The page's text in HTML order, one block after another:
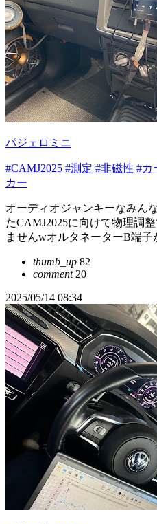
パジェロミニ
#CAMJ2025 #測定 #非磁性 #カ
カー
オーディオジャンキーなみん
たCAMJ2025に向けて物理調
ませんwオルタネーターB端子
thumb_up 82
comment20
2025/05/14 08:34